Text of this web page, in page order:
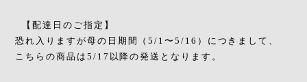
【配達日のご指定】
恐れ入りますが母の日期間（5/1〜5/16）につきまして、
こちらの商品は5/17以降の発送となります。